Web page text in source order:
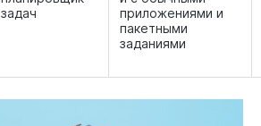
задач
приложениями и
пакетными
заданиями